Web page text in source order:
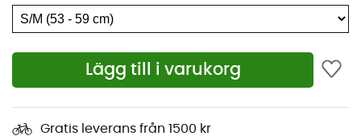
Lägg till i varukorg
Gratis leverans från 1500 kr